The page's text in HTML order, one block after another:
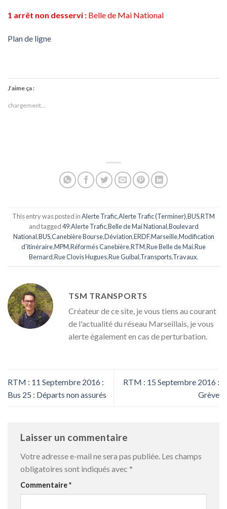
1 arrêt non desservi : Belle de Mai National
Plan de ligne
J’aime ça :
chargement…
This entry was posted inAlerte Trafic,Alerte Trafic (Terminer),BUS,RTM
and tagged49,Alerte Trafic,Belle de Mai National,Boulevard
National,BUS,Canebière Bourse,Déviation,ERDF,Marseille,Modification
d'itinéraire,MPM,Réformés Canebière,RTM,Rue Belle de Mai,Rue
Bernard,Rue Clovis Hugues,Rue Guibal,Transports,Travaux.
TSM TRANSPORTS
Créateur de ce site, je vous tiens au courant
de l'actualité du réseau Marseillais, je vous
alerte également en cas de perturbation.
RTM : 11 Septembre 2016 :
Bus 25 : Départs non assurés
RTM : 15 Septembre 2016 :
Grève
Laisser un commentaire
Votre adresse e-mail ne sera pas publiée. Les champs
obligatoires sont indiqués avec *
Commentaire*